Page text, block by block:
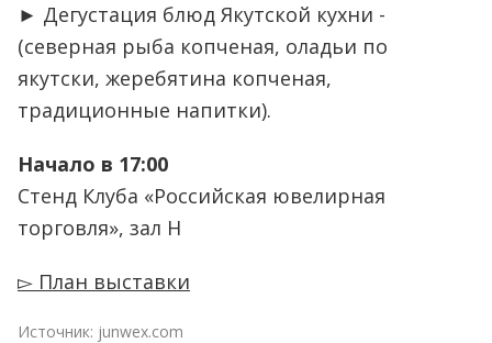
► Дегустация блюд Якутской кухни -
(северная рыба копченая, оладьи по
якутски, жеребятина копченая,
традиционные напитки).
Начало в 17:00
Стенд Клуба «Российская ювелирная
торговля», зал Н
▻ План выставки
Источник: junwex.com